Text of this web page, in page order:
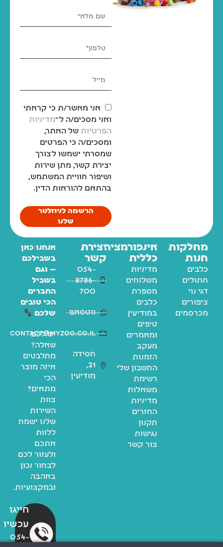
אני מאשר/ת כי קראתי
ואני מסכים/ה ל־מדיניות
הפרטיות של האתר,
ומסכים/ה כי הפרטים
שמסרתי ישמשו לצורך
יצירת קשר, מתן שירות
ושיפור חוויית המשתמש,
בהתאם להוראות הדין.
הרשמה לניוזלטר
שלנו
מחלקות
חנות
כלבים
חתולים
דגי נוי
ציפורים
מכרסמים
אינפורמציה
כללית
מדיניות
משלוחים
מספרת
כלבים
במודיעין
טיפים
ומאמרים
מעקב
הזמנות
החשבון שלי
רשימת
משאלות
מדיניות
החזרים
תקנון
נגישות
צור קשר
יצירת
קשר
054-
8786-
700
ווטסאפ
contact@myzoo.co.il
חסידה
21,
מודיעין
אנחנו כאן
בשבילכם
— וגם
בשביל
החברים
הכי טובים
שלכם
יש לכם
שאלה?
מתלבטים
איזה מוצר
הכי
מתאים?
צוות
השירות
שלנו ישמח
ללוות
אתכם
ולעזור לכם
לבחור נכון
באהבה
ובמקצועיות.
חייגו
עכשיו
054-